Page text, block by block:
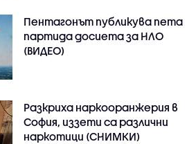
Пентагонът публикува пета
партида досиета за НЛО
(ВИДЕО)
Разкриха наркооранжерия в
София, иззети са различни
наркотици (СНИМКИ)